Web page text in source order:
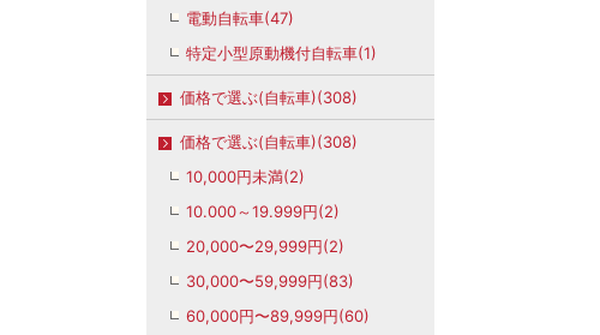
電動自転車(47)
特定小型原動機付自転車(1)
価格で選ぶ(自転車)(308)
価格で選ぶ(自転車)(308)
10,000円未満(2)
10.000～19.999円(2)
20,000〜29,999円(2)
30,000〜59,999円(83)
60,000円〜89,999円(60)